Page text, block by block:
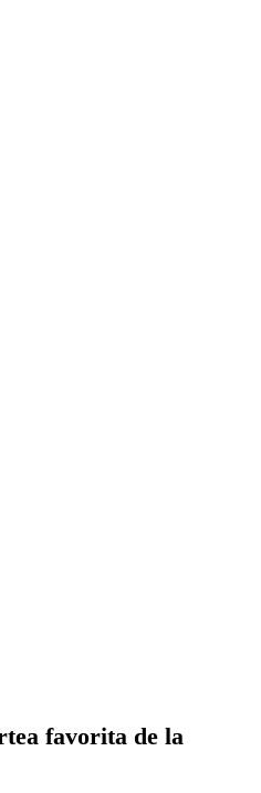
favorita de la